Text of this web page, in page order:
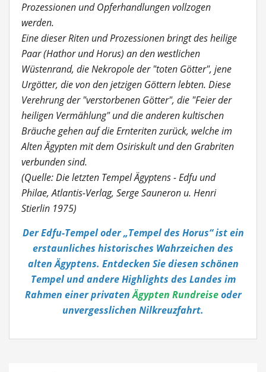
Prozessionen und Opferhandlungen vollzogen
werden.
Eine dieser Riten und Prozessionen bringt des heilige
Paar (Hathor und Horus) an den westlichen
Wüstenrand, die Nekropole der "toten Götter", jene
Urgötter, die von den jetzigen Göttern lebten. Diese
Verehrung der "verstorbenen Götter", die "Feier der
heiligen Vermählung" und die anderen kultischen
Bräuche gehen auf die Ernteriten zurück, welche im
Alten Ägypten mit dem Osiriskult und den Grabriten
verbunden sind.
(Quelle: Die letzten Tempel Ägyptens - Edfu und
Philae, Atlantis-Verlag, Serge Sauneron u. Henri
Stierlin 1975)
Der Edfu-Tempel oder „Tempel des Horus“ ist ein
erstaunliches historisches Wahrzeichen des
alten Ägyptens. Entdecken Sie diesen schönen
Tempel und andere Highlights des Landes im
Rahmen einer privatenÄgypten Rundreiseoder
unvergesslichen Nilkreuzfahrt.